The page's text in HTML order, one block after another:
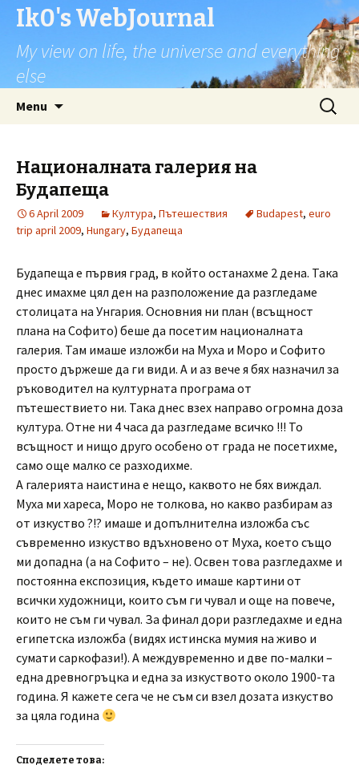
Ik0's WebJournal
My view on life, the universe and everything
else
Menu
Search
for:
Националната галерия на
Будапеща
6 April 2009 Култура, Пътешествия Budapest, euro
trip april 2009, Hungary, Будапеща
Будапеща е първия град, в който останахме 2 дена. Така
днес имахме цял ден на разположение да разгледаме
столицата на Унгария. Основния ни план (всъщност
плана на Софито) беше да посетим националната
галерия. Там имаше изложби на Муха и Моро и Софито
просто държеше да ги види. А и аз вече я бях назначил за
ръководител на културната програма от
пътешествието ни. Така днес взех направо огромна доза
култура. Отне ни 4 часа да разгледаме всичко !!! То
всъщност и нищо друго особено от града не посетихме,
само още малко се разходихме.
А галерията наистина е нещо, каквото не бях виждал.
Муха ми хареса, Моро не толкова, но какво разбирам аз
от изкуство ?!? имаше и допълнителна изложба със
съвременно изкуство вдъхновено от Муха, което също
ми допадна (а на Софито – не). Освен това разгледахме и
постоянна експозиция, където имаше картини от
всички художници, които съм ги чувал и още на повече,
които не съм ги чувал. За финал дори разгледахме и една
египетска изложба (видях истинска мумия на живо и
сумати саркофази!). А междувременно и две по-малки –
една древногръцка и една за изкуството около 1900-та
година. Я кажете сега че не съм си взел дозата изкуство
за цяла година
Споделете това: